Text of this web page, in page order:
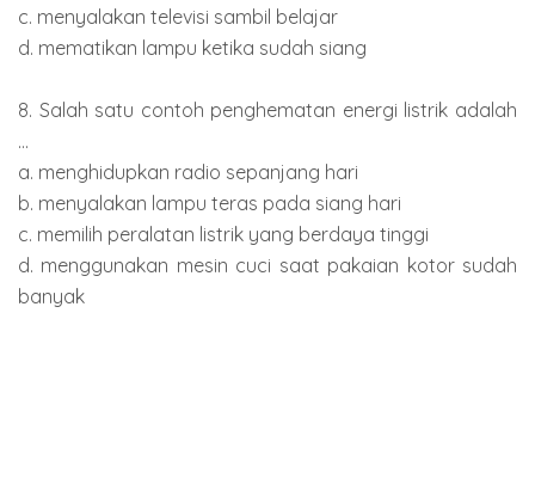
c. menyalakan televisi sambil belajar
d. mematikan lampu ketika sudah siang
8. Salah satu contoh penghematan energi listrik adalah
...
a. menghidupkan radio sepanjang hari
b. menyalakan lampu teras pada siang hari
c. memilih peralatan listrik yang berdaya tinggi
d. menggunakan mesin cuci saat pakaian kotor sudah
banyak